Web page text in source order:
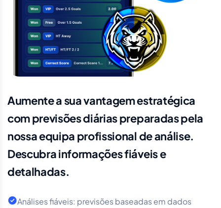
Aumente a sua vantagem estratégica
com previsões diárias preparadas pela
nossa equipa profissional de análise.
Descubra informações fiáveis e
detalhadas.
Análises fiáveis: previsões baseadas em dados